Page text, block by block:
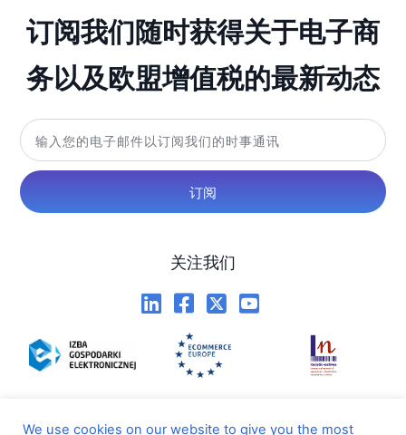
订阅我们随时获得关于电子商
务以及欧盟增值税的最新动态
订阅
关注我们
We use cookies on our website to give you the most